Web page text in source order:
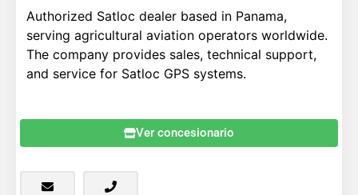
Authorized Satloc dealer based in Panama,
serving agricultural aviation operators worldwide.
The company provides sales, technical support,
and service for Satloc GPS systems.
Ver concesionario